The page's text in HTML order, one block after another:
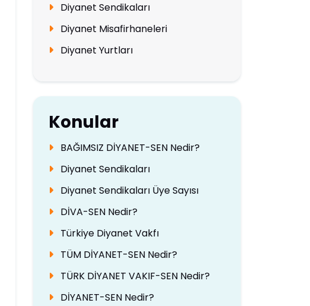
Diyanet Sendikaları
Diyanet Misafirhaneleri
Diyanet Yurtları
Konular
BAĞIMSIZ DİYANET-SEN Nedir?
Diyanet Sendikaları
Diyanet Sendikaları Üye Sayısı
DİVA-SEN Nedir?
Türkiye Diyanet Vakfı
TÜM DİYANET-SEN Nedir?
TÜRK DİYANET VAKIF-SEN Nedir?
DİYANET-SEN Nedir?